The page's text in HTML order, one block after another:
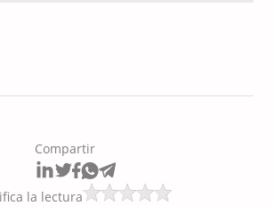
Compartir
la lectura